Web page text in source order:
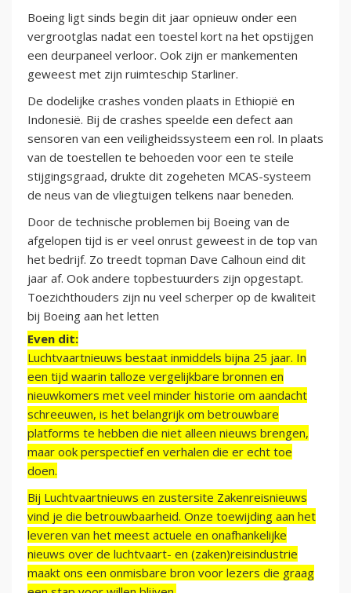
Boeing ligt sinds begin dit jaar opnieuw onder een
vergrootglas nadat een toestel kort na het opstijgen
een deurpaneel verloor. Ook zijn er mankementen
geweest met zijn ruimteschip Starliner.
De dodelijke crashes vonden plaats in Ethiopië en
Indonesië. Bij de crashes speelde een defect aan
sensoren van een veiligheidssysteem een rol. In plaats
van de toestellen te behoeden voor een te steile
stijgingsgraad, drukte dit zogeheten MCAS-systeem
de neus van de vliegtuigen telkens naar beneden.
Door de technische problemen bij Boeing van de
afgelopen tijd is er veel onrust geweest in de top van
het bedrijf. Zo treedt topman Dave Calhoun eind dit
jaar af. Ook andere topbestuurders zijn opgestapt.
Toezichthouders zijn nu veel scherper op de kwaliteit
bij Boeing aan het letten
Even dit:
Luchtvaartnieuws bestaat inmiddels bijna 25 jaar. In
een tijd waarin talloze vergelijkbare bronnen en
nieuwkomers met veel minder historie om aandacht
schreeuwen, is het belangrijk om betrouwbare
platforms te hebben die niet alleen nieuws brengen,
maar ook perspectief en verhalen die er echt toe
doen.
Bij Luchtvaartnieuws en zustersite Zakenreisnieuws
vind je die betrouwbaarheid. Onze toewijding aan het
leveren van het meest actuele en onafhankelijke
nieuws over de luchtvaart- en (zaken)reisindustrie
maakt ons een onmisbare bron voor lezers die graag